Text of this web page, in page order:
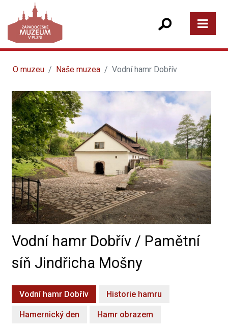
O muzeu Naše muzea Vodní hamr Dobřív
Vodní hamr Dobřív / Pamětní
síň Jindřicha Mošny
Vodní hamr Dobřív Historie hamru
Hamernický den Hamr obrazem